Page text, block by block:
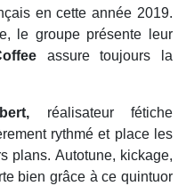
en cette année 2019.
le groupe présente leur
assure toujours la
réalisateur fétiche
rythmé et place les
plans. Autotune, kickage,
bien grâce à ce quintuor